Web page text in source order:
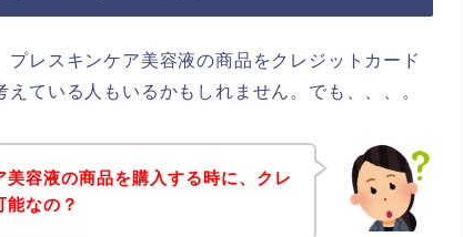
レスキンケア美容液の商品をクレジットカード
ている人もいるかもしれません。でも、、、。
容液の商品を購入する時に、クレ
能なの？